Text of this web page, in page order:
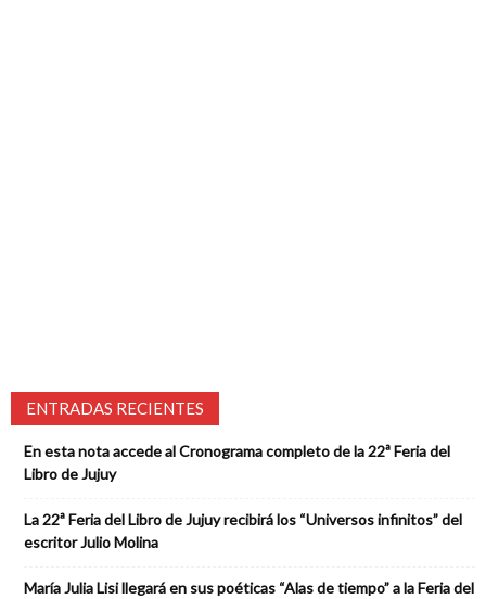
ENTRADAS RECIENTES
En esta nota accede al Cronograma completo de la 22ª Feria del
Libro de Jujuy
La 22ª Feria del Libro de Jujuy recibirá los “Universos infinitos” del
escritor Julio Molina
María Julia Lisi llegará en sus poéticas “Alas de tiempo” a la Feria del